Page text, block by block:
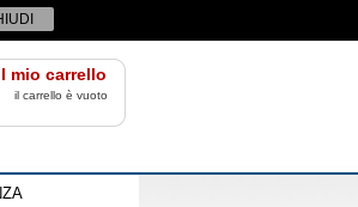
mio carrello
il carrello è vuoto